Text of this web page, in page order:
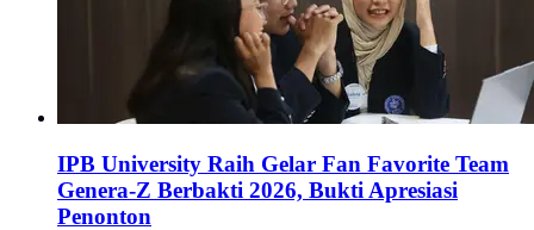
IPB University Raih Gelar Fan Favorite Team
Genera-Z Berbakti 2026, Bukti Apresiasi
Penonton